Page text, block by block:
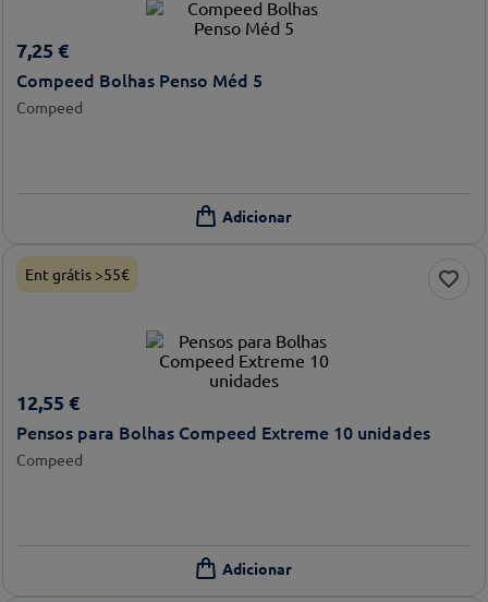
7,25 €
Compeed Bolhas Penso Méd 5
Compeed
Ent grátis >55€
12,55 €
Pensos para Bolhas Compeed Extreme 10 unidades
Compeed